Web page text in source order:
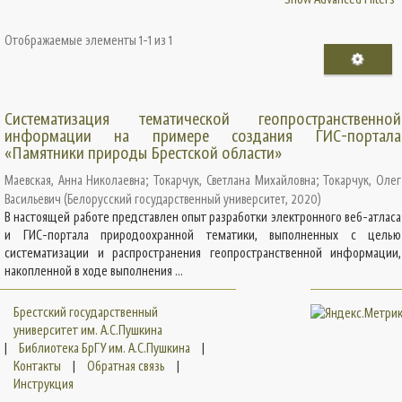
Отображаемые элементы 1-1 из 1
Систематизация тематической геопространственной
информации на примере создания ГИС-портала
«Памятники природы Брестской области»
Маевская, Анна Николаевна;Токарчук, Светлана Михайловна;Токарчук, Олег
Васильевич (Белорусский государственный университет, 2020)
В настоящей работе представлен опыт разработки электронного веб-атласа
и ГИС-портала природоохранной тематики, выполненных с целью
систематизации и распространения геопространственной информации,
накопленной в ходе выполнения ...
Брестский государственный
университет им. А.С.Пушкина
|
Библиотека БрГУ им. А.С.Пушкина
|
Контакты
| Обратная связь
|
Инструкция